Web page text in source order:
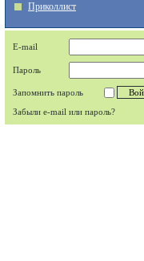
Приколлист
E-mail
Пароль
Запомнить пароль
Забыли e-mail или пароль?